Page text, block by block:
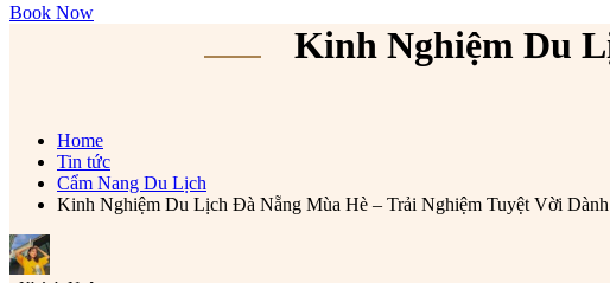
Book Now
Kinh Nghiệm Du
Home
Tin tức
Cẩm Nang Du Lịch
Kinh Nghiệm Du Lịch Đà Nẵng Mùa Hè – Trải Nghiệm Tuyệt Vời